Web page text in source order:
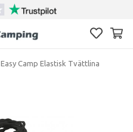
Easy Camp Elastisk Tvättlina